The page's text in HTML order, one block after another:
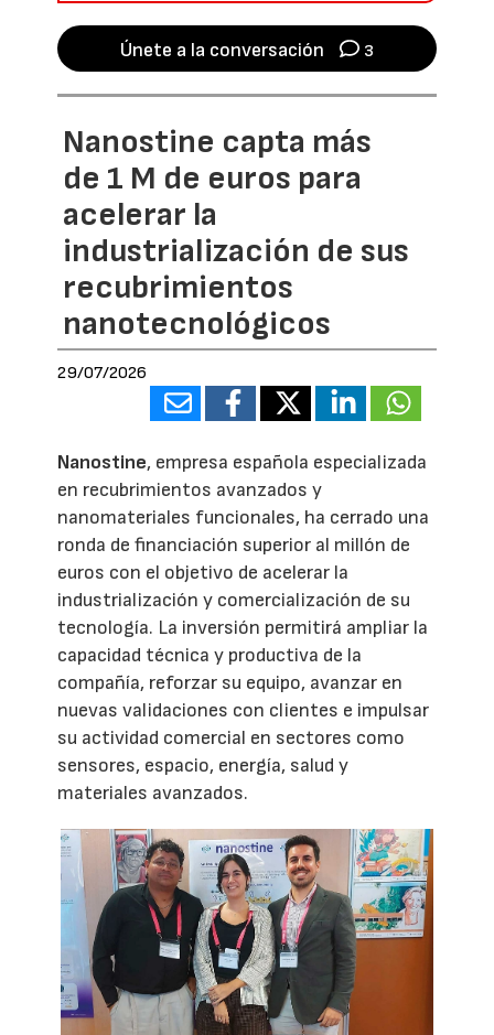
Únete a la conversación 3
Nanostine capta más
de 1 M de euros para
acelerar la
industrialización de sus
recubrimientos
nanotecnológicos
29/07/2026
Nanostine, empresa española especializada
en recubrimientos avanzados y
nanomateriales funcionales, ha cerrado una
ronda de financiación superior al millón de
euros con el objetivo de acelerar la
industrialización y comercialización de su
tecnología. La inversión permitirá ampliar la
capacidad técnica y productiva de la
compañía, reforzar su equipo, avanzar en
nuevas validaciones con clientes e impulsar
su actividad comercial en sectores como
sensores, espacio, energía, salud y
materiales avanzados.